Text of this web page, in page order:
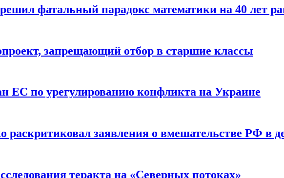
фатальный парадокс математики на 40 лет
запрещающий отбор в старшие классы
ЕС по урегулированию конфликта на Украине
раскритиковал заявления о вмешательстве РФ в
теракта на «Северных потоках»